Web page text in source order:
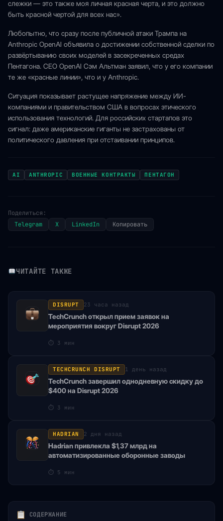
слежки — это также моя личная красная черта, и это должно
быть красной чертой для всех нас».
Любопытно, что сразу после публичной атаки Трампа на
Anthropic OpenAI объявила о достижении собственной сделки по
развёртыванию своих моделей в засекреченных средах
Пентагона. CEO OpenAI Сэм Альтман заявил, что у его компании
те же «красные линии», что и у Anthropic.
Ситуация показывает растущее напряжение между ИИ-
компаниями и правительством США в вопросах этического
использования технологий. Для российских стартапов это
сигнал: даже американские гиганты не застрахованы от
политического давления при отстаивании принципов.
AI ANTHROPIC ВОЕННЫЕ КОНТРАКТЫ ПЕНТАГОН
Поделиться:
Telegram
X LinkedIn Копировать
ЧИТАЙТЕ ТАКЖЕ
DISRUPT 23 часа назад
TechCrunch открыл прием заявок на
мероприятия вокруг Disrupt 2026
⏱ 3 мин
TECHCRUNCH DISRUPT 1 день назад
TechCrunch завершил однодневную скидку до
$400 на Disrupt 2026
⏱ 3 мин
HADRIAN 2 дня назад
Hadrian привлекла $1,37 млрд на
автоматизированные оборонные заводы
⏱ 5 мин
СОДЕРЖАНИЕ